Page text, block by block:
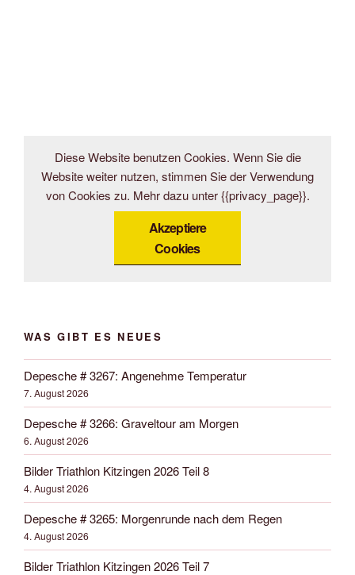
Diese Website benutzen Cookies. Wenn Sie die
Website weiter nutzen, stimmen Sie der Verwendung
von Cookies zu. Mehr dazu unter {{privacy_page}}.
Akzeptiere
Cookies
WAS GIBT ES NEUES
Depesche # 3267: Angenehme Temperatur
7. August 2026
Depesche # 3266: Graveltour am Morgen
6. August 2026
Bilder Triathlon Kitzingen 2026 Teil 8
4. August 2026
Depesche # 3265: Morgenrunde nach dem Regen
4. August 2026
Bilder Triathlon Kitzingen 2026 Teil 7